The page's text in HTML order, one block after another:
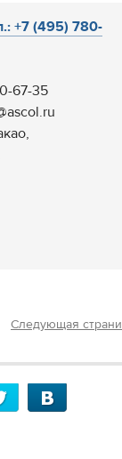
+7 (495) 780-
67-35
Следующая